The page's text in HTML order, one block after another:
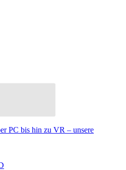
PC bis hin zu VR – unsere